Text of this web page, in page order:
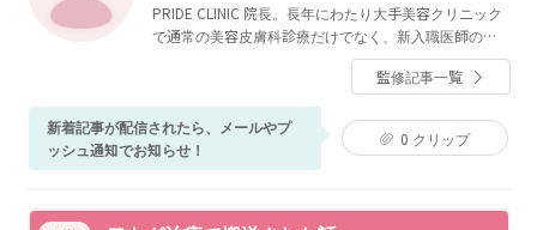
PRIDE CLINIC 院長。長年にわたり大手美容クリニック
で通常の美容皮膚科診療だけでなく、新入職医師の指
導や、VIP対応などをおこなっている。それらの経験を
通じ、気軽に先進的な治療を受けていただける、自由
で明るいクリニックを目指している。
監修記事一覧
新着記事が配信されたら、メールやプ
ッシュ通知でお知らせ！
0 クリップ